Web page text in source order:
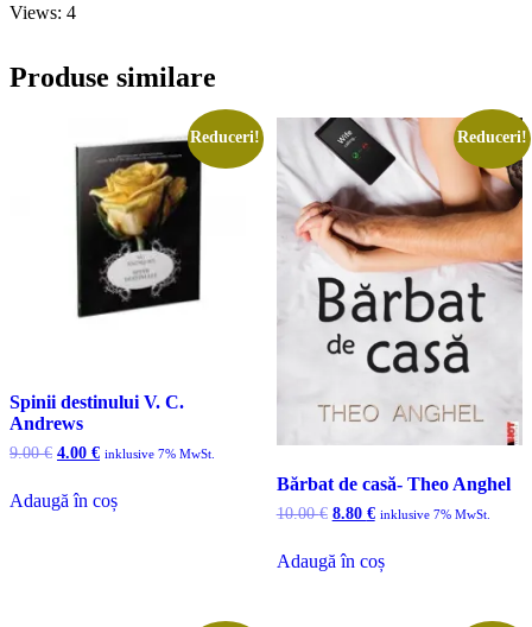
Views: 4
Produse similare
Reduceri!
Spinii destinului V. C.
Andrews
9.00€ Prețul
fost:
4.00 €Prețul
4.00 €.
inklusive 7% MwSt.
Adaugă în coș
Reduceri!
Bărbat de casă- Theo Anghel
10.00€ Prețul
fost:
8.80 €Prețul
8.80 €.
inklusive 7% MwSt.
Adaugă în coș